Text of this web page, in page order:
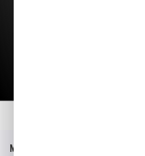
Menüü